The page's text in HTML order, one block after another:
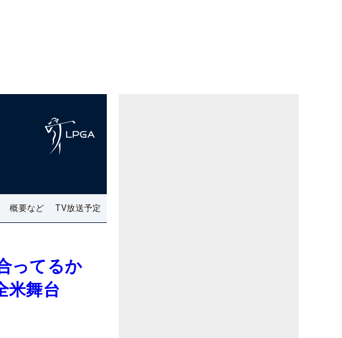
概要など TV放送予定
ってるか
米舞台